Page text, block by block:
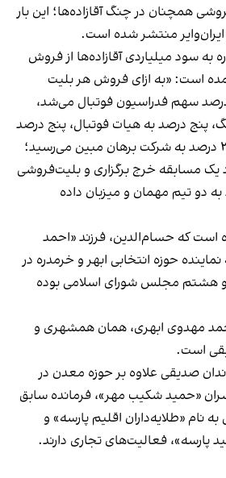
همچنان در چنگ آقازاده‌ها؛ این بار
منتشر شده است.
به سود میلیاردی آقازاده‌ها از فروش
است: «به ازای فروش هر بلیت
لیگ ایران، ۱۰ درصد سهم فدراسیون فوتبال می‌شد،
پنج درصد به هیات فوتبال، پنج درصد
به نیروی انتظامی و ۳۵ درصد به شرکت برهان مبین می‌رسید؛
درصد سود یک مسابقه خرج برگزاری و بلیت‌فروشی
۴۰ درصد به دو تیم مهمان و میزبان داده
است که حسام‌الدین، فرزند «احمد
حوزه انتخابی ابهر و خرمدره در
هشتم مجلس شورای اسلامی بوده
مهدوی ابهری، همان همشهری و
است.
صدیقی علاوه بر حوزه معدن در
«حمید شکیب مهر»، فرمانده سابق
نام «طلایه‌داران اقلیم پارسه» و
پارسه»، فعالیت‌های تجاری دارند.